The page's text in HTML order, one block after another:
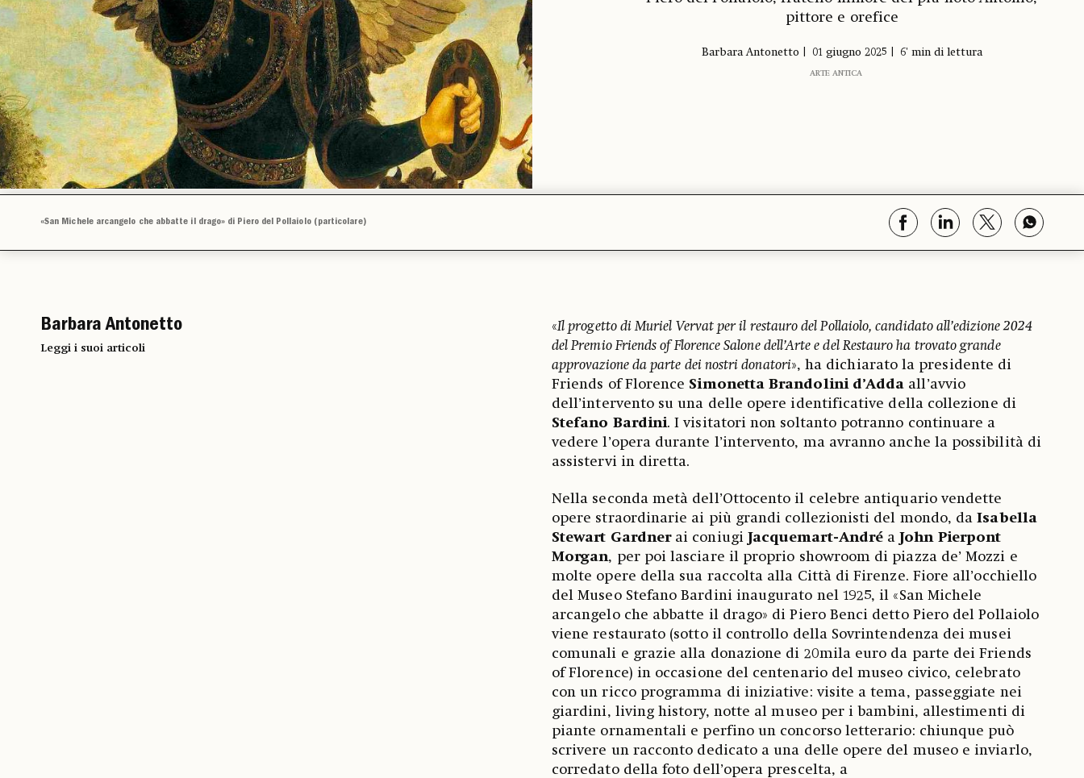
pittore e orefice
Barbara Antonetto 01 giugno 2025 6' min di lettura
ARTE ANTICA
«San Michele arcangelo che abbatte il drago» di Piero del Pollaiolo (particolare)
Barbara Antonetto
Leggi i suoi articoli
«Il progetto di Muriel Vervat per il restauro del Pollaiolo, candidato all’edizione 2024
del Premio Friends of Florence Salone dell’Arte e del Restauro ha trovato grande
approvazione da parte dei nostri donatori», ha dichiarato la presidente di
Friends of Florence Simonetta Brandolini d’Adda all’avvio
dell’intervento su una delle opere identificative della collezione di
Stefano Bardini. I visitatori non soltanto potranno continuare a
vedere l’opera durante l’intervento, ma avranno anche la possibilità di
assistervi in diretta.
Nella seconda metà dell’Ottocento il celebre antiquario vendette
opere straordinarie ai più grandi collezionisti del mondo, daIsabella
Stewart Gardnerai coniugi Jacquemart-André aJohn Pierpont
Morgan, per poi lasciare il proprio showroom di piazza de’ Mozzi e
molte opere della sua raccolta alla Città di Firenze. Fiore all’occhiello
del Museo Stefano Bardini inaugurato nel 1925, il «San Michele
arcangelo che abbatte il drago» di Piero Benci detto Piero del Pollaiolo
viene restaurato (sotto il controllo della Sovrintendenza dei musei
comunali e grazie alla donazione di 20mila euro da parte dei Friends
of Florence) in occasione del centenario del museo civico, celebrato
con un ricco programma di iniziative: visite a tema, passeggiate nei
giardini, living history, notte al museo per i bambini, allestimenti di
piante ornamentali e perfino un concorso letterario: chiunque può
scrivere un racconto dedicato a una delle opere del museo e inviarlo,
corredato della foto dell’opera prescelta, a